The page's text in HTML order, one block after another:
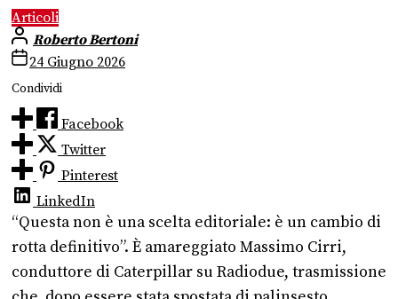
Articoli
Roberto Bertoni
24 Giugno 2026
Condividi
Facebook
Twitter
Pinterest
LinkedIn
“Questa non è una scelta editoriale: è un cambio di
rotta definitivo”. È amareggiato Massimo Cirri,
conduttore di Caterpillar su Radiodue, trasmissione